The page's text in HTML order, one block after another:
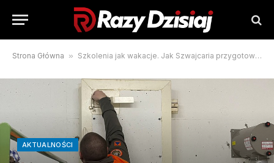
Strona Główna » Szkolenia jak wakacje. Jak Szwajcaria przygotowuje się na wojnę?
AKTUALNOŚCI